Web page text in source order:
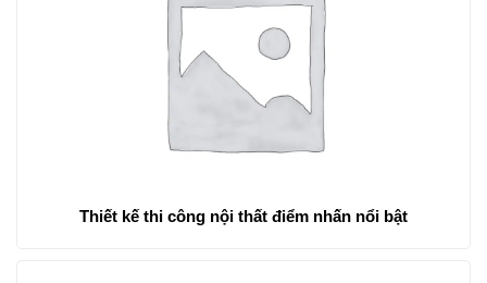
Thiết kế thi công nội thất điểm nhấn nổi bật